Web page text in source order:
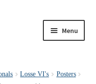
Menu
Losse VI's
Posters